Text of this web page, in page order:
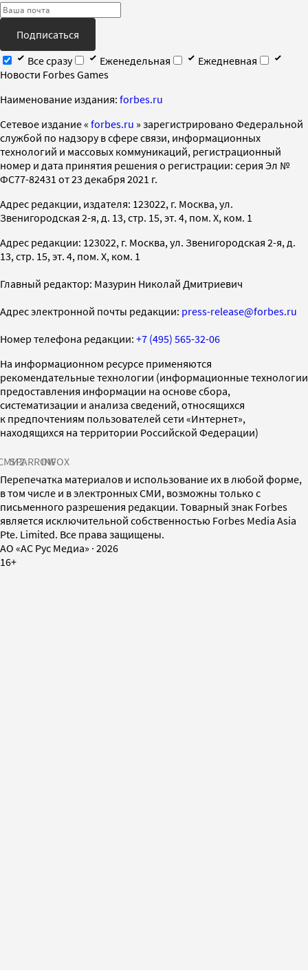
Подписаться
Все сразу
Еженедельная
Ежедневная
Новости Forbes Games
Наименование издания: forbes.ru
Cетевое издание « forbes.ru » зарегистрировано Федеральной
службой по надзору в сфере связи, информационных
технологий и массовых коммуникаций, регистрационный
номер и дата принятия решения о регистрации: серия Эл №
ФС77-82431 от 23 декабря 2021 г.
Адрес редакции, издателя: 123022, г. Москва, ул.
Звенигородская 2-я, д. 13, стр. 15, эт. 4, пом. X, ком. 1
Адрес редакции: 123022, г. Москва, ул. Звенигородская 2-я, д.
13, стр. 15, эт. 4, пом. X, ком. 1
Главный редактор: Мазурин Николай Дмитриевич
Адрес электронной почты редакции: press-release@forbes.ru
Номер телефона редакции: +7 (495) 565-32-06
На информационном ресурсе применяются
рекомендательные технологии (информационные технологии
предоставления информации на основе сбора,
систематизации и анализа сведений, относящихся
к предпочтениям пользователей сети «Интернет»,
находящихся на территории Российской Федерации)
SPARROWINFOX
Перепечатка материалов и использование их в любой форме,
в том числе и в электронных СМИ, возможны только с
письменного разрешения редакции. Товарный знак Forbes
является исключительной собственностью Forbes Media Asia
Pte. Limited. Все права защищены.
AO «АС Рус Медиа» · 2026
16+